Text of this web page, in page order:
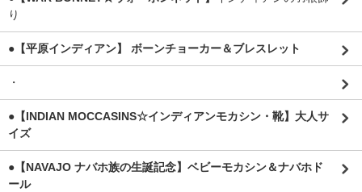
り
●【平原インディアン】 ボーンチョーカー＆ブレスレット
・
●【INDIAN MOCCASINS☆インディアンモカシン・靴】大人サ
イズ
●【NAVAJO ナバホ族の生誕記念】ベビーモカシン＆ナバホド
ール